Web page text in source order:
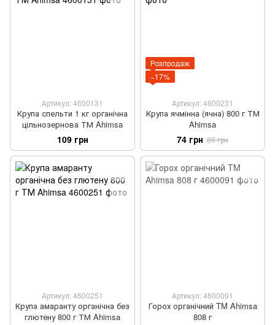
Артикул: 4600131
Крупа спельти 1 кг органічна
цільнозернова ТМ Ahimsa
109 грн
Розпродаж
−17%
Артикул: 4600231
Крупа ячмінна (ячна) 800 г ТМ
Ahimsa
74 грн 89 грн
Артикул: 4600251
Крупа амаранту органічна без
глютену 800 г ТМ Ahimsa
Артикул: 4600091
Горох органічний TM Ahimsa
808 г